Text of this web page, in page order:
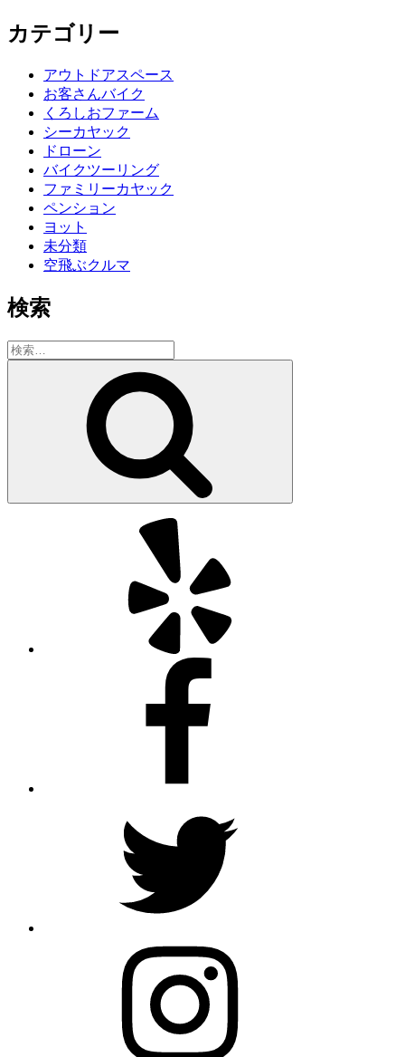
カテゴリー
アウトドアスペース
お客さんバイク
くろしおファーム
シーカヤック
ドローン
バイクツーリング
ファミリーカヤック
ペンション
ヨット
未分類
空飛ぶクルマ
検索
検
索: